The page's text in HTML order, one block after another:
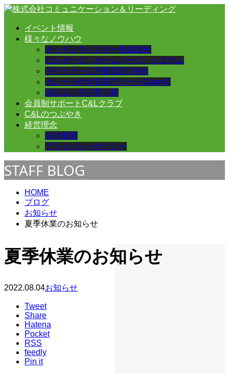
イベント情報
様々なノウハウ
キッチンマイスター養成講座
ビルダーズ・ホームページ・システム
デザイナーズ戸建賃貸 Oleth
ガレージ付き賃貸アパートGarenT
頭のよい子が育つ家
会員制サポートC&Lクラブ
C&Lのつぶやき
経営理念
会社概要
プライバシーポリシー
STAFF BLOG
HOME
ブログ
お知らせ
夏季休業のお知らせ
夏季休業のお知らせ
2022.08.04お知らせ
Tweet
Share
Hatena
Pocket
RSS
feedly
Pin it